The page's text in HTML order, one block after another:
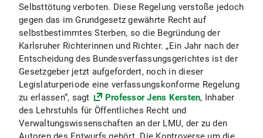
Selbsttötung verboten. Diese Regelung verstoße jedoch
gegen das im Grundgesetz gewährte Recht auf
selbstbestimmtes Sterben, so die Begründung der
Karlsruher Richterinnen und Richter. „Ein Jahr nach der
Entscheidung des Bundesverfassungsgerichtes ist der
Gesetzgeber jetzt aufgefordert, noch in dieser
Legislaturperiode eine verfassungskonforme Regelung
zu erlassen“, sagt
Professor Jens Kersten, Inhaber
des Lehrstuhls für Öffentliches Recht und
Verwaltungswissenschaften an der LMU, der zu den